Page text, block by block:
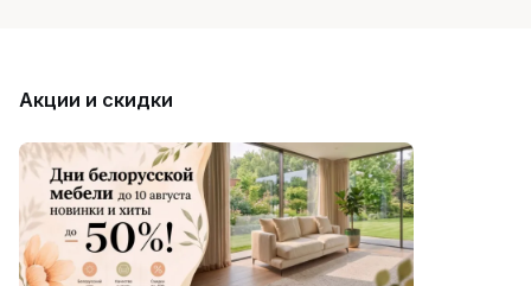
Акции и скидки